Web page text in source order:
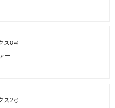
ス8号
ー
ス2号